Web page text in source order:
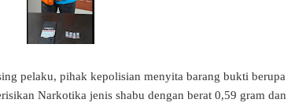
pelaku, pihak kepolisian menyita barang bukti berupa
Narkotika jenis shabu dengan berat 0,59 gram dan